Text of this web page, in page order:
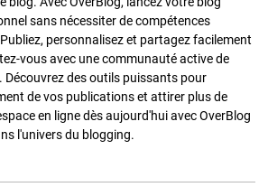
sans nécessiter de compétences
personnalisez et partagez facilement
vous avec une communauté active de
Découvrez des outils puissants pour
de vos publications et attirer plus de
en ligne dès aujourd'hui avec OverBlog
l'univers du blogging.